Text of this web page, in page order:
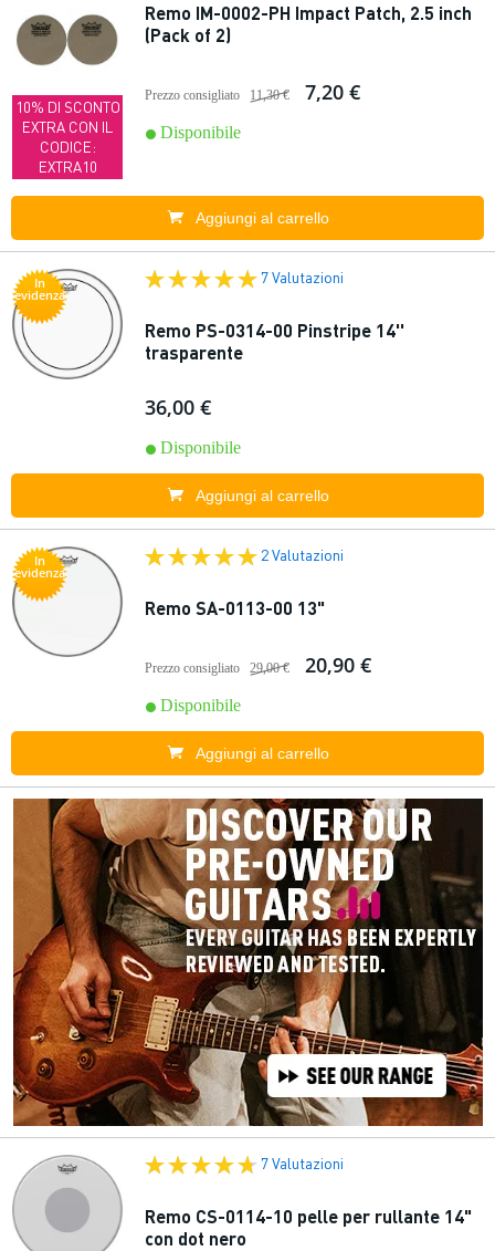
10% DI SCONTO
EXTRA CON IL
CODICE:
EXTRA10
Remo IM-0002-PH Impact Patch, 2.5 inch
(Pack of 2)
Prezzo consigliato 11,30 € 7,20 €
Disponibile
Aggiungi al carrello
In
evidenza
7 Valutazioni
Remo PS-0314-00 Pinstripe 14''
trasparente
36,00 €
Disponibile
Aggiungi al carrello
In
evidenza
2 Valutazioni
Remo SA-0113-00 13"
Prezzo consigliato 29,00 € 20,90 €
Disponibile
Aggiungi al carrello
7 Valutazioni
Remo CS-0114-10 pelle per rullante 14"
con dot nero